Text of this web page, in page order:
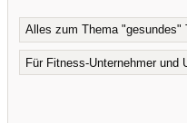
Alles zum Thema "gesundes"
Für Fitness-Unternehmer und